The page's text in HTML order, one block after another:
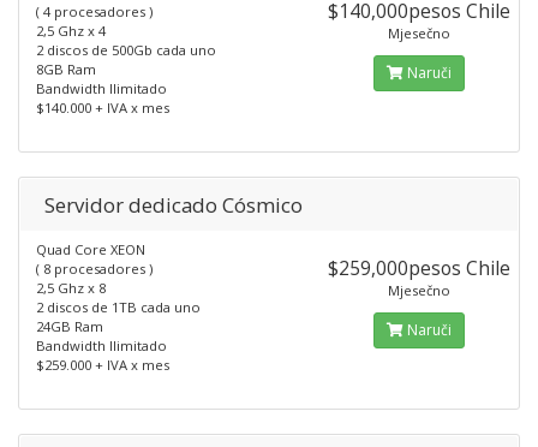
( 4 procesadores )
2,5 Ghz x 4
2 discos de 500Gb cada uno
8GB Ram
Bandwidth Ilimitado
$140.000 + IVA x mes
$140,000pesos Chile
Mjesečno
Naruči
Servidor dedicado Cósmico
Quad Core XEON
( 8 procesadores )
2,5 Ghz x 8
2 discos de 1TB cada uno
24GB Ram
Bandwidth Ilimitado
$259.000 + IVA x mes
$259,000pesos Chile
Mjesečno
Naruči